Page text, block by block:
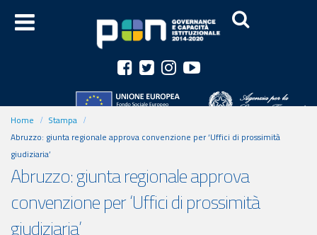
Home
Stampa
Abruzzo: giunta regionale approva convenzione per ‘Uffici di prossimità
giudiziaria’
Abruzzo: giunta regionale approva
convenzione per ‘Uffici di prossimità
giudiziaria’